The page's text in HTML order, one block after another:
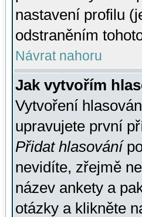
nastavení profilu
odstraněním
Návrat nahoru
Jak vytvořím
Vytvoření
upravujete první
Přidat hlasování
nevidíte, zřejmě
název ankety a
otázky a klikněte